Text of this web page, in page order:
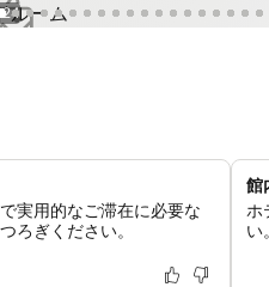
24
実用的なご滞在に必要な
ろぎください。
館
ホ
い